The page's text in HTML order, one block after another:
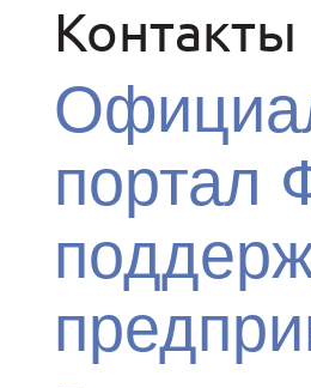
Контакты
портал